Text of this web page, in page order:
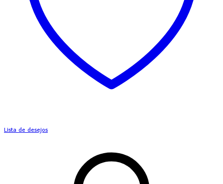
Lista de desejos